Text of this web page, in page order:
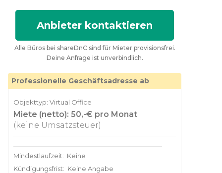
Anbieter kontaktieren
Alle Büros bei shareDnC sind für Mieter provisionsfrei.
Deine Anfrage ist unverbindlich.
Professionelle Geschäftsadresse ab
Objekttyp: Virtual Office
Miete (netto): 50,-€ pro Monat
(keine Umsatzsteuer)
Mindestlaufzeit: Keine
Kündigungsfrist: Keine Angabe